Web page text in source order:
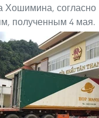
Хошимина, согласно
полученным 4 мая.